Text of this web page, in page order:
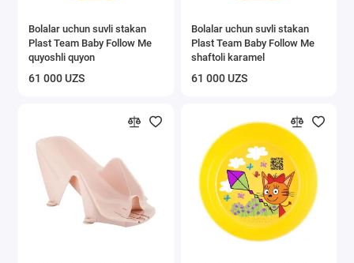
Bolalar uchun suvli stakan
Plast Team Baby Follow Me
quyoshli quyon
61 000 UZS
Bolalar uchun suvli stakan
Plast Team Baby Follow Me
shaftoli karamel
61 000 UZS